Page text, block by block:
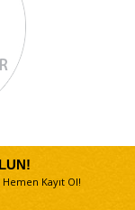
Kayıt Ol!